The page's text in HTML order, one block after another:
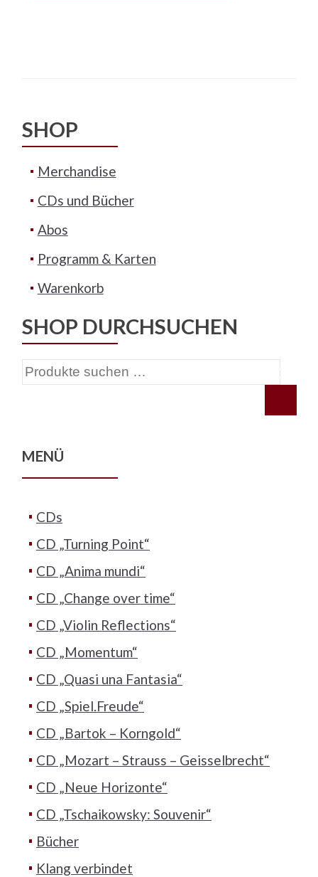
SHOP
Merchandise
CDs und Bücher
Abos
Programm & Karten
Warenkorb
SHOP DURCHSUCHEN
nach:
MENÜ
CDs
CD „Turning Point“
CD „Anima mundi“
CD „Change over time“
CD „Violin Reflections“
CD „Momentum“
CD „Quasi una Fantasia“
CD „Spiel.Freude“
CD „Bartok – Korngold“
CD „Mozart – Strauss – Geisselbrecht“
CD „Neue Horizonte“
CD „Tschaikowsky: Souvenir“
Bücher
Klang verbindet